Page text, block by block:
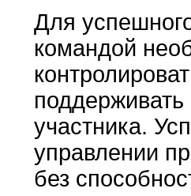
Для
командой
участника.
управлении
без